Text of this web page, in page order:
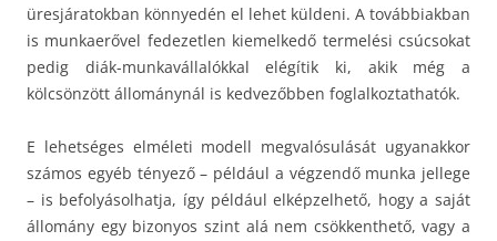
üresjáratokban könnyedén el lehet küldeni. A továbbiakban
is munkaerővel fedezetlen kiemelkedő termelési csúcsokat
pedig diák-munkavállalókkal elégítik ki, akik még a
kölcsönzött állománynál is kedvezőbben foglalkoztathatók.
E lehetséges elméleti modell megvalósulását ugyanakkor
számos egyéb tényező – például a végzendő munka jellege
– is befolyásolhatja, így például elképzelhető, hogy a saját
állomány egy bizonyos szint alá nem csökkenthető, vagy a